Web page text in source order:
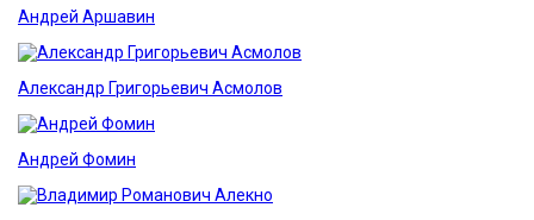
Андрей Аршавин
Александр Григорьевич Асмолов
Андрей Фомин